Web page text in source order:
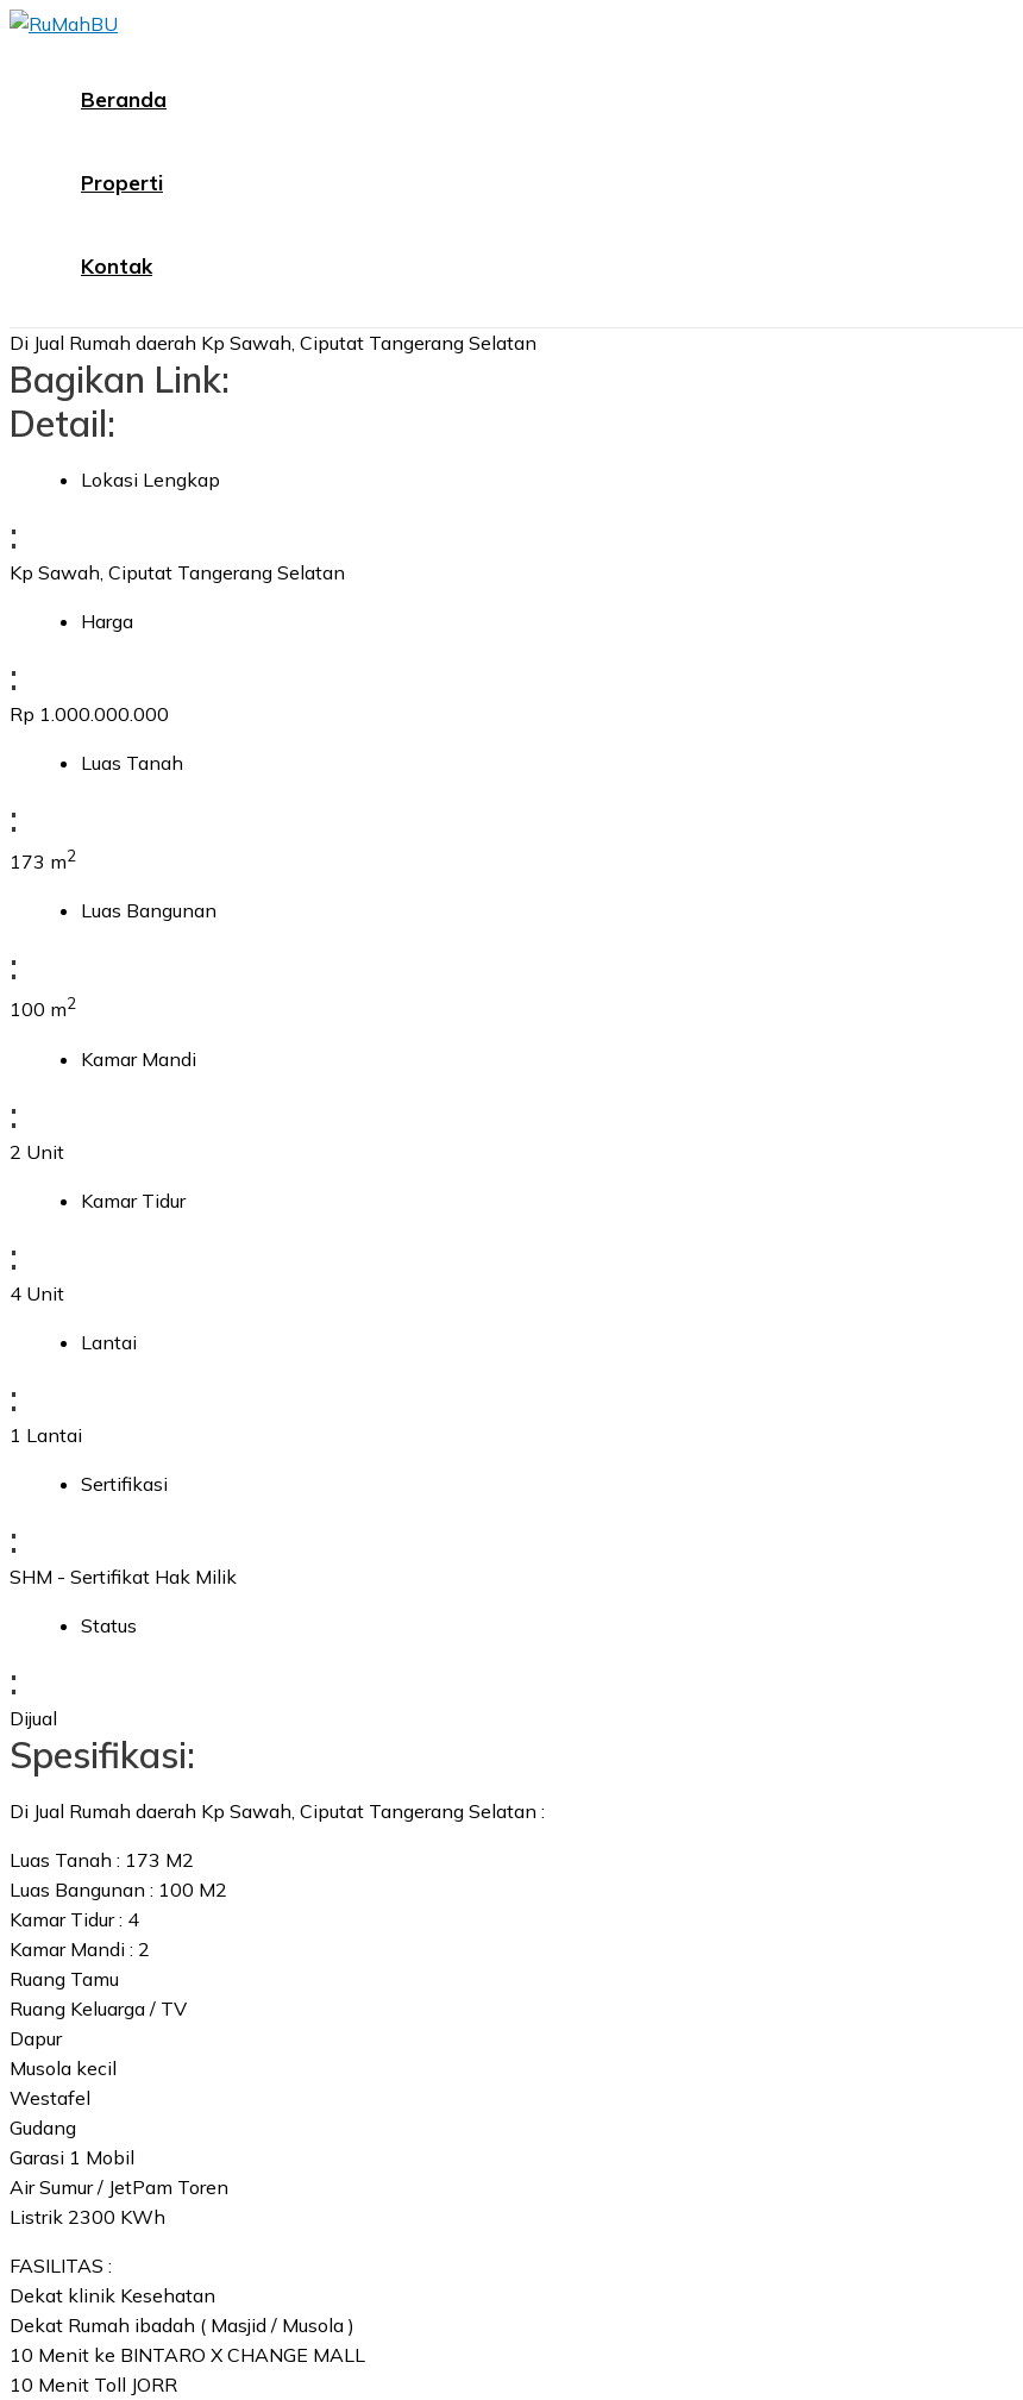
Skip
Beranda
Properti
Kontak
Di Jual Rumah daerah Kp Sawah, Ciputat Tangerang Selatan
Bagikan Link:
Detail:
Lokasi Lengkap
:
Kp Sawah, Ciputat Tangerang Selatan
Harga
:
Rp 1.000.000.000
Luas Tanah
:
173 m2
Luas Bangunan
:
100 m2
Kamar Mandi
:
2 Unit
Kamar Tidur
:
4 Unit
Lantai
:
1 Lantai
Sertifikasi
:
SHM - Sertifikat Hak Milik
Status
:
Dijual
Spesifikasi:
Di Jual Rumah daerah Kp Sawah, Ciputat Tangerang Selatan :
Luas Tanah : 173 M2
Luas Bangunan : 100 M2
Kamar Tidur : 4
Kamar Mandi : 2
Ruang Tamu
Ruang Keluarga / TV
Dapur
Musola kecil
Westafel
Gudang
Garasi 1 Mobil
Air Sumur / JetPam Toren
Listrik 2300 KWh
FASILITAS :
Dekat klinik Kesehatan
Dekat Rumah ibadah ( Masjid / Musola )
10 Menit ke BINTARO X CHANGE MALL
10 Menit Toll JORR